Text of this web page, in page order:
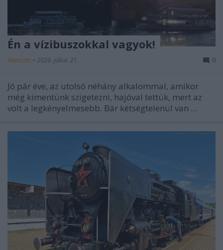
Én a vízibuszokkal vagyok!
Hamster • 2026. július 21. 0
Jó pár éve, az utolsó néhány alkalommal, amikor
még kimentünk szigetezni, hajóval tettük, mert az
volt a legkényelmesebb. Bár kétségtelenül van ...